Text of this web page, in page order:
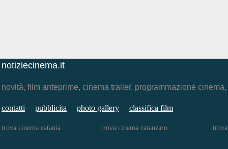
notiziecinema.it
novità, film anteprime, cinema trailer, programmazione
contatti pubblicita photo gallery classifica film
trova cinema catania trova cinema catanzaro